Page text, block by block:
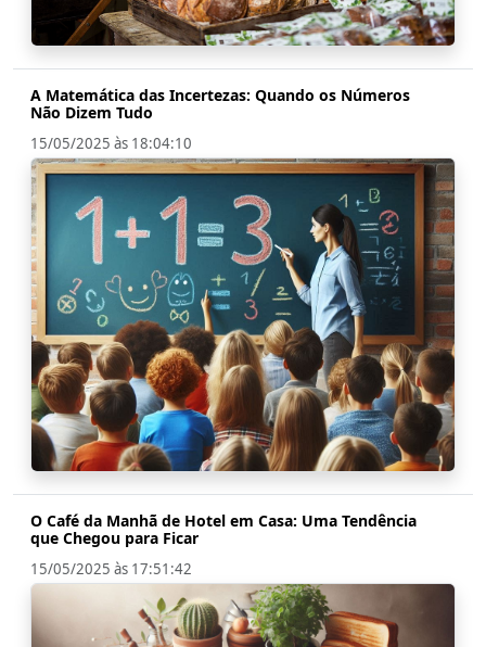
A Matemática das Incertezas: Quando os Números
Não Dizem Tudo
15/05/2025 às 18:04:10
O Café da Manhã de Hotel em Casa: Uma Tendência
que Chegou para Ficar
15/05/2025 às 17:51:42